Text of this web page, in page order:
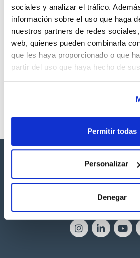
sociales y analizar el tráfico.
información sobre el uso que haga
nuestros partners de redes
web, quienes pueden combinarla
que les haya proporcionado o que
partir del uso que haya hecho de
Permitir todas
Personalizar
Denegar
Regístrate para
descargas
Los productos marcados con esta
productos marca Scharlau
listos para una entrega inmediata.